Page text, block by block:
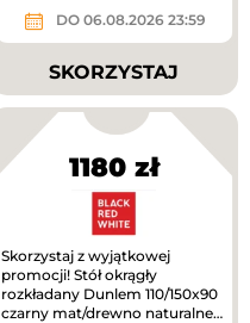
DO 06.08.2026 23:59
SKORZYSTAJ
1180 zł
Skorzystaj z wyjątkowej
promocji! Stół okrągły
rozkładany Dunlem 110/150x90
czarny mat/drewno naturalne